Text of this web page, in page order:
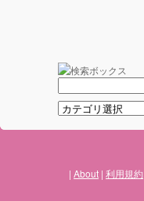
About 利用規約